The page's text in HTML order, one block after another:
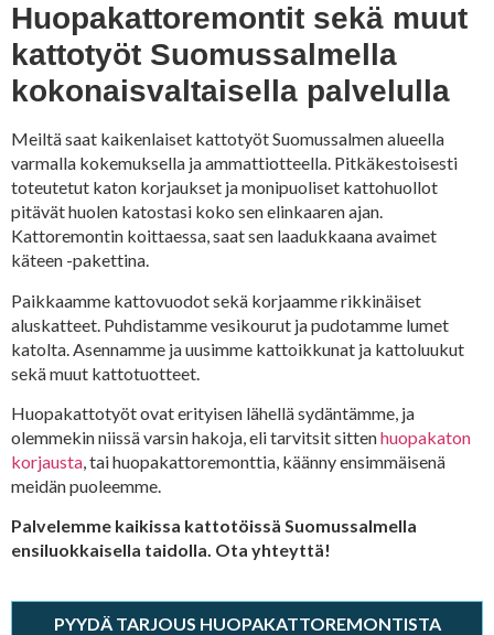
Huopakattoremontit sekä muut
kattotyöt Suomussalmella
kokonaisvaltaisella palvelulla
Meiltä saat kaikenlaiset kattotyöt Suomussalmen alueella
varmalla kokemuksella ja ammattiotteella. Pitkäkestoisesti
toteutetut katon korjaukset ja monipuoliset kattohuollot
pitävät huolen katostasi koko sen elinkaaren ajan.
Kattoremontin koittaessa, saat sen laadukkaana avaimet
käteen -pakettina.
Paikkaamme kattovuodot sekä korjaamme rikkinäiset
aluskatteet. Puhdistamme vesikourut ja pudotamme lumet
katolta. Asennamme ja uusimme kattoikkunat ja kattoluukut
sekä muut kattotuotteet.
Huopakattotyöt ovat erityisen lähellä sydäntämme, ja
olemmekin niissä varsin hakoja, eli tarvitsit sittenhuopakaton
korjausta, tai huopakattoremonttia, käänny ensimmäisenä
meidän puoleemme.
Palvelemme kaikissa kattotöissä Suomussalmella
ensiluokkaisella taidolla. Ota yhteyttä!
PYYDÄ TARJOUS HUOPAKATTOREMONTISTA